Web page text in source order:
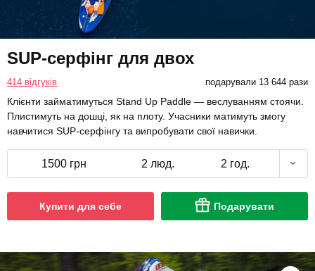
SUP-серфінг для двох
414 відгуків подарували 13 644 рази
Клієнти займатимуться Stand Up Paddle — веслуванням стоячи.
Плистимуть на дошці, як на плоту. Учасники матимуть змогу
навчитися SUP-серфінгу та випробувати свої навички.
1500 грн 2 люд. 2 год.
Купити для себе Подарувати